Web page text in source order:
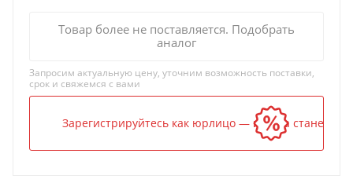
Товар более не поставляется. Подобрать
аналог
Запросим актуальную цену, уточним возможность поставки,
срок и свяжемся с вами
Зарегистрируйтесь как юрлицо — и цена станет